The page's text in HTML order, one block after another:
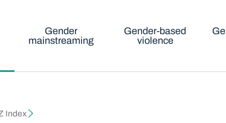
Gender
mainstreaming
Gender-based
violence
Index